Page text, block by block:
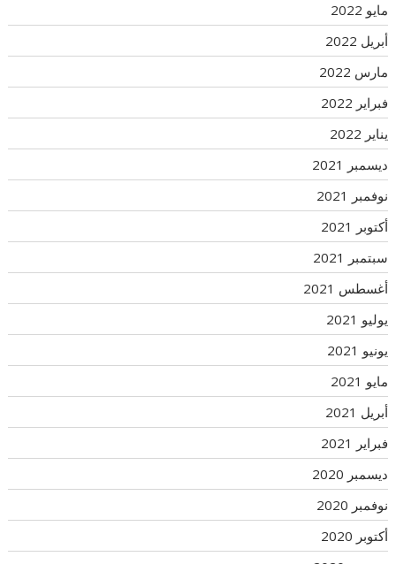
مايو 2022
أبريل 2022
مارس 2022
فبراير 2022
يناير 2022
ديسمبر 2021
نوفمبر 2021
أكتوبر 2021
سبتمبر 2021
أغسطس 2021
يوليو 2021
يونيو 2021
مايو 2021
أبريل 2021
فبراير 2021
ديسمبر 2020
نوفمبر 2020
أكتوبر 2020